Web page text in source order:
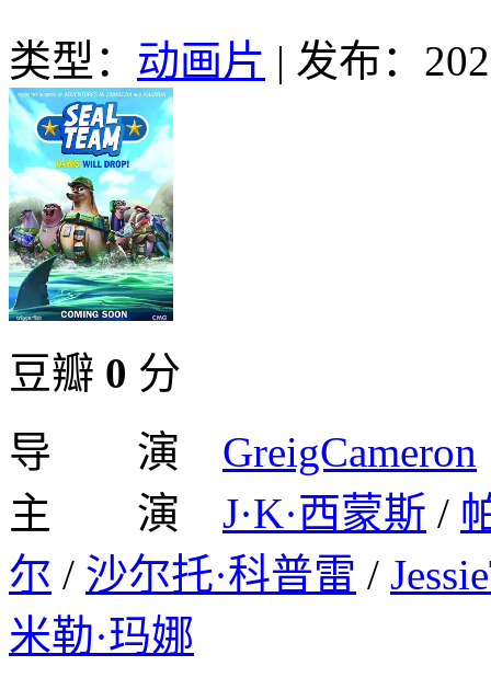
类型： 动画片 | 发布：
豆瓣 0 分
导 演 GreigCameron
主 演 J·K·西蒙斯 /
尔 / 沙尔托·科普雷 /
米勒·玛娜